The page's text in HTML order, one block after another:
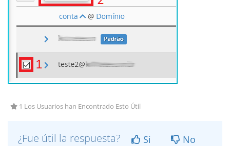
1 Los Usuarios han Encontrado Esto Útil
¿Fue útil la respuesta? Si No